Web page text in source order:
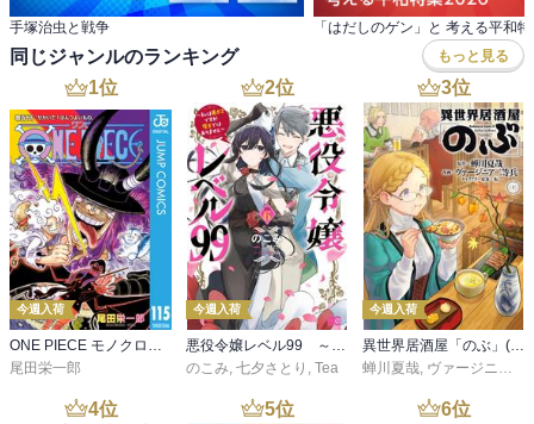
手塚治虫と戦争 「はだしのゲン」と 考える平和
同じジャンルのランキング もっと見る
1位
今週入荷
尾田栄一郎
2位
今週入荷
のこみ 七夕さとり Tea
3位
今週入荷
蝉川夏哉 ヴァージニア二等兵
4位 5位 6位